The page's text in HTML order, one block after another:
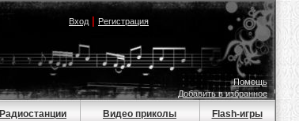
Вход| Регистрация
Помощь
Добавить в избранное
Радиостанции Видео приколы Flash-игры